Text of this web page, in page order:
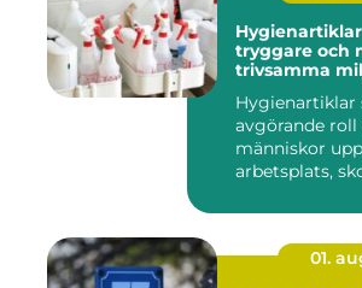
tryggare och
trivsamma
Hygienartiklar
avgörande roll
människor
arbetsplats,
01.